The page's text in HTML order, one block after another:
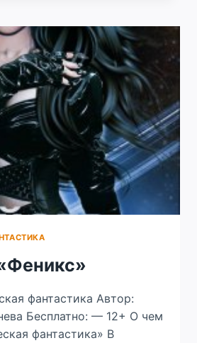
фантастика Автор:
Бесплатно: — 12+ О чем
фантастика» В